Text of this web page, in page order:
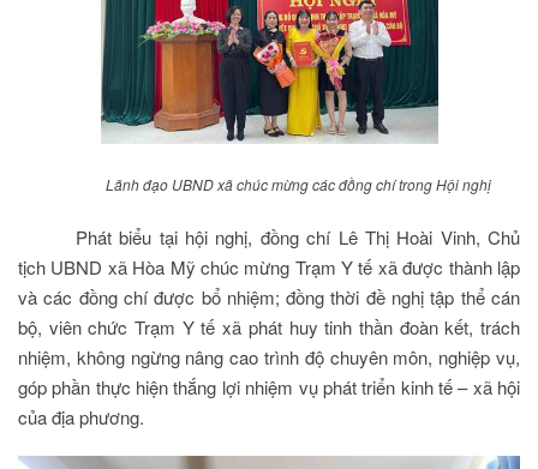
Lãnh đạo UBND xã chúc mừng các đồng chí trong Hội nghị
Phát biểu tại hội nghị, đồng chí Lê Thị Hoài Vinh, Chủ
tịch UBND xã Hòa Mỹ chúc mừng Trạm Y tế xã được thành lập
và các đồng chí được bổ nhiệm; đồng thời đề nghị tập thể cán
bộ, viên chức Trạm Y tế xã phát huy tinh thần đoàn kết, trách
nhiệm, không ngừng nâng cao trình độ chuyên môn, nghiệp vụ,
góp phần thực hiện thắng lợi nhiệm vụ phát triển kinh tế – xã hội
của địa phương.